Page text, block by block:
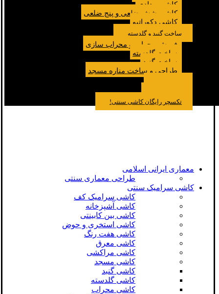
کاشی مدادی
کاشی شش ضلعی و پنج ضلعی
کاشی دکوراتیو
ساخت گنبد و گلدسته
فروش محراب و محراب سازی
ساخت گلدسته
ساخت گنبد
طراحی و ساخت مناره مسجد
تکسچر رایگان کاشی سنتی!
معماری ایرانی اسلامی
طراحی معماری سنتی
کاشی سرامیک سنتی
کاشی سرامیک کف
کاشی آشپزخانه
کاشی بین کابینتی
کاشی استخری و حوض
کاشی هفت رنگ
کاشی معرق
کاشی مراکشی
کاشی مسجد
کاشی گنبد
کاشی گلدسته
کاشی محراب